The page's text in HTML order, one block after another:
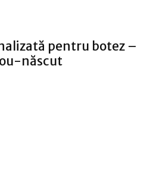
pentru botez –
născut